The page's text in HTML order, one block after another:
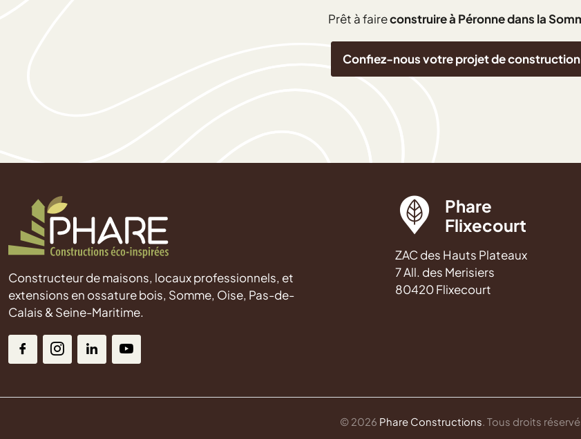
Prêt à faireconstruire à Péronne dans la
Confiez-nous votre projet de
Constructeur de maisons, locaux professionnels, et
extensions en ossature bois, Somme, Oise, Pas-de-
Calais & Seine-Maritime.
Phare
Flixecourt
ZAC des Hauts Plateaux
7 All. des Merisiers
80420 Flixecourt
© 2026 Phare Constructions. Tous droits